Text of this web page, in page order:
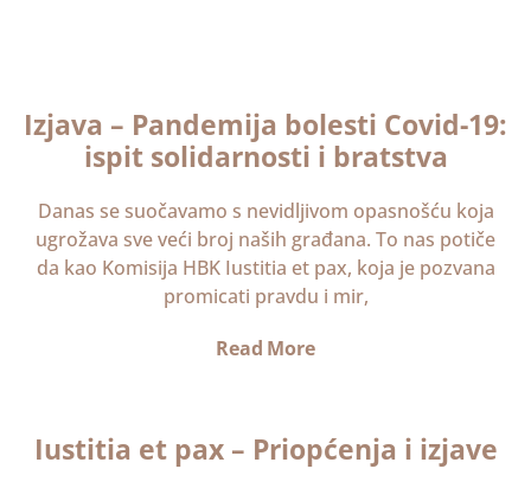
Izjava – Pandemija bolesti Covid-19:
ispit solidarnosti i bratstva
Danas se suočavamo s nevidljivom opasnošću koja
ugrožava sve veći broj naših građana. To nas potiče
da kao Komisija HBK Iustitia et pax, koja je pozvana
promicati pravdu i mir,
Read More
Iustitia et pax – Priopćenja i izjave